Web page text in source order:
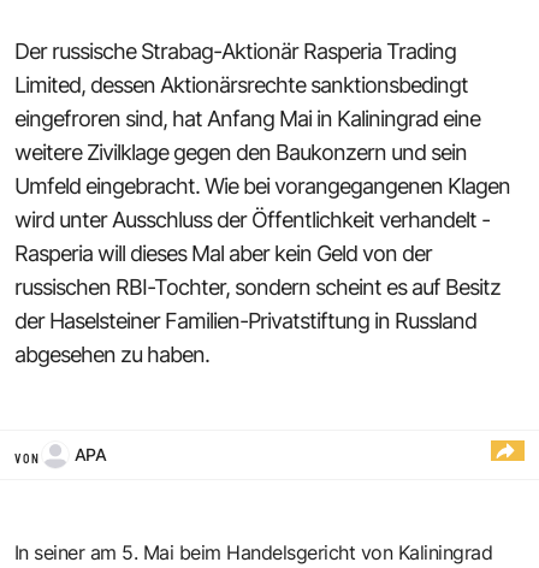
Der russische Strabag-Aktionär Rasperia Trading
Limited, dessen Aktionärsrechte sanktionsbedingt
eingefroren sind, hat Anfang Mai in Kaliningrad eine
weitere Zivilklage gegen den Baukonzern und sein
Umfeld eingebracht. Wie bei vorangegangenen Klagen
wird unter Ausschluss der Öffentlichkeit verhandelt -
Rasperia will dieses Mal aber kein Geld von der
russischen RBI-Tochter, sondern scheint es auf Besitz
der Haselsteiner Familien-Privatstiftung in Russland
abgesehen zu haben.
VON APA
In seiner am 5. Mai beim Handelsgericht von Kaliningrad